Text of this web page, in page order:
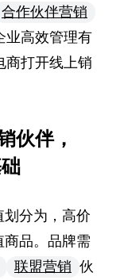
合作伙伴营销
业高效管理有
商打开线上销
伙伴，
分为，高价
品。品牌需
联盟营销 伙